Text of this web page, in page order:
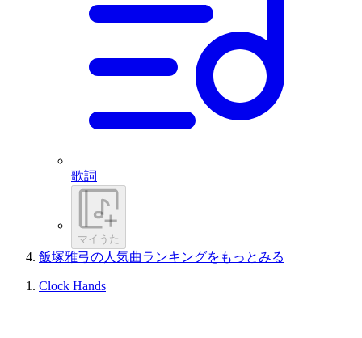
歌詞
マイうた
飯塚雅弓の人気曲ランキングをもっとみる
Clock Hands